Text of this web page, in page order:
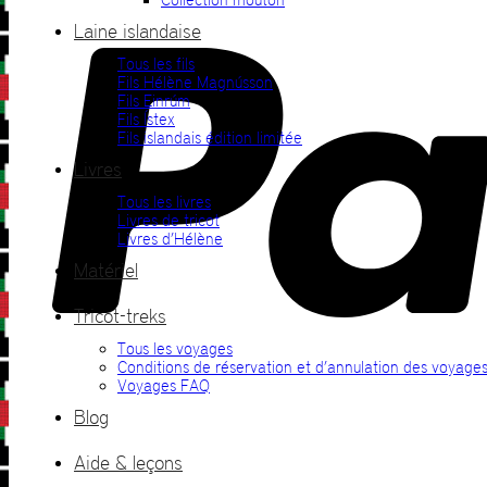
Laine islandaise
Tous les fils
Fils Hélène Magnússon
Fils Einrúm
Fils Ístex
Fils islandais édition limitée
Livres
Tous les livres
Livres de tricot
Livres d’Hélène
Matériel
Tricot-treks
Tous les voyages
Conditions de réservation et d’annulation des voyages
Voyages FAQ
Blog
Aide & leçons